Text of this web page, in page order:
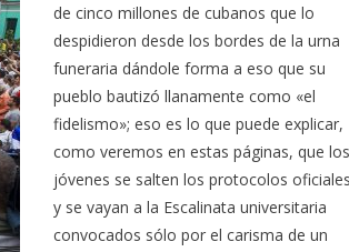
de cinco millones de cubanos que lo
despidieron desde los bordes de la urna
funeraria dándole forma a eso que su
pueblo bautizó llanamente como «el
fidelismo»; eso es lo que puede explicar,
como veremos en estas páginas, que los
jóvenes se salten los protocolos oficiales
y se vayan a la Escalinata universitaria
convocados sólo por el carisma de un